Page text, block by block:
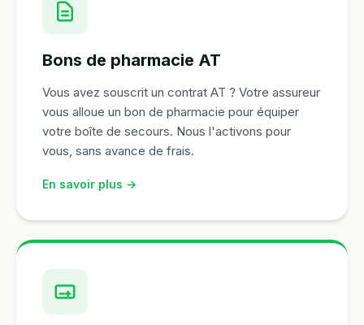
Bons de pharmacie AT
Vous avez souscrit un contrat AT ? Votre assureur
vous alloue un bon de pharmacie pour équiper
votre boîte de secours. Nous l'activons pour
vous, sans avance de frais.
En savoir plus →